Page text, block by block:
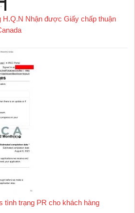
H.Q.N Nhận được Giấy chấp thuận
tình trạng PR cho khách hàng